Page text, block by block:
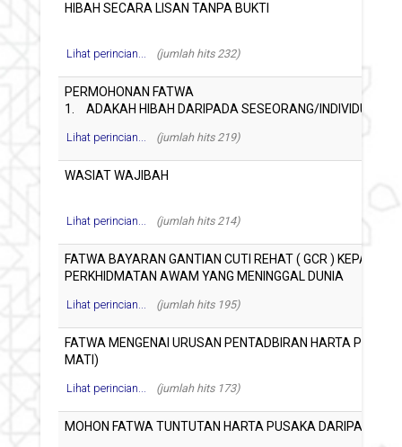
Lihat perincian... (jumlah hits 232)
Lihat perincian... (jumlah hits 219)
Lihat perincian... (jumlah hits 214)
Lihat perincian... (jumlah hits 195)
Lihat perincian... (jumlah hits 173)